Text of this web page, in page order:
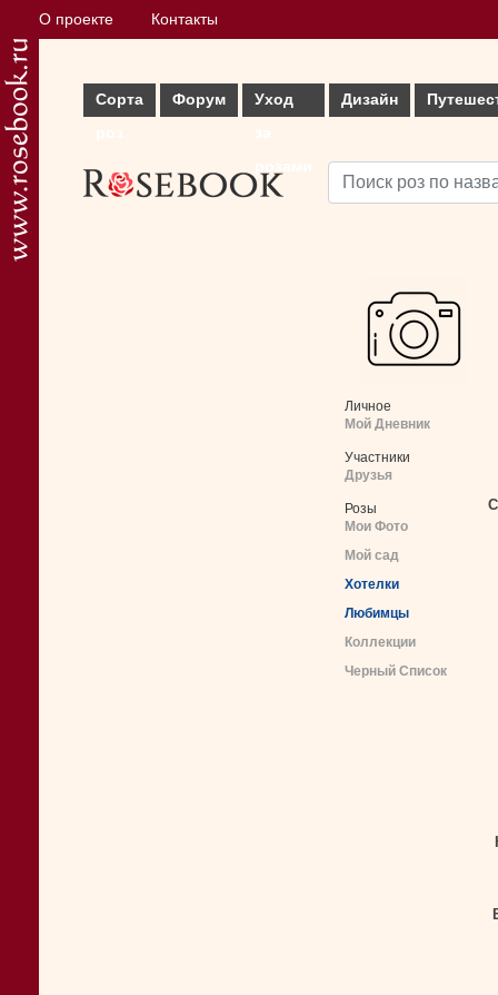
О проекте Контакты
Сорта
Форум
Уход
Дизайн
Личное
Мой Дневник
Участники
Друзья
Розы
Мои Фото
Мой сад
Хотелки
Любимцы
Коллекции
Черный Список